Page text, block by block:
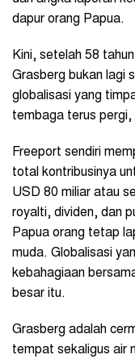
dapur orang Papua.
Kini, setelah 58
Grasberg bukan lagi
globalisasi yang
tembaga terus pergi,
Freeport sendiri
total kontribusinya
USD 80 miliar atau
royalti, dividen, dan
Papua orang tetap
muda. Globalisasi
kebahagiaan
besar itu.
Grasberg adalah
tempat sekaligus air